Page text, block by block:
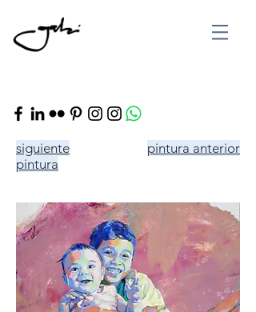
siguiente
pintura
pintura anterior